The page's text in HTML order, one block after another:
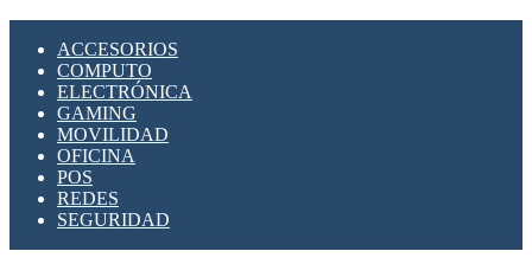
SUPRESOR DE TRANSIENTES SPDS PARA
APLICACIONES FOTOVOLTAICAS
ACCESORIOS
COMPUTO
ELECTRÓNICA
GAMING
MOVILIDAD
OFICINA
POS
REDES
SEGURIDAD